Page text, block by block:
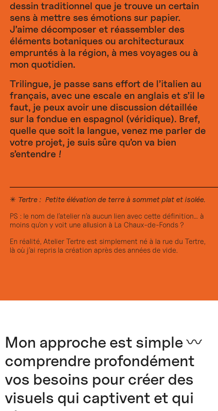
dessin traditionnel que je trouve un certain
sens à mettre ses émotions sur papier.
J’aime décomposer et réassembler des
éléments botaniques ou architecturaux
empruntés à la région, à mes voyages ou à
mon quotidien.
Trilingue, je passe sans effort de l’italien au
français, avec une escale en anglais et s’il le
faut, je peux avoir une discussion détaillée
sur la fondue en espagnol (véridique). Bref,
quelle que soit la langue, venez me parler de
votre projet, je suis sûre qu’on va bien
s’entendre !
✳ Tertre : Petite élévation de terre à sommet plat et isolée.
PS : le nom de l’atelier n’a aucun lien avec cette définition… à
moins qu’on y voit une allusion à La Chaux-de-Fonds ?
En réalité, Atelier Tertre est simplement né à la rue du Tertre,
là où j’ai repris la création après des années de vide.
Mon approche est simple 〰
comprendre profondément
vos besoins pour créer des
visuels qui captivent et qui